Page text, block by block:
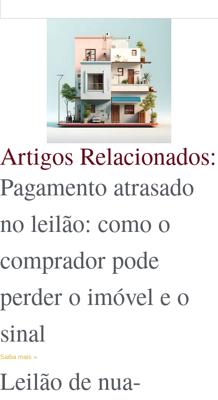
Artigos Relacionados:
Pagamento atrasado
no leilão: como o
comprador pode
perder o imóvel e o
sinal
Saiba mais »
Leilão de nua-